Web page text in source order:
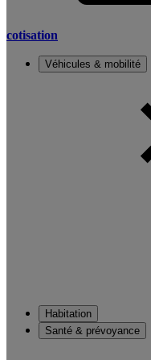
cotisation
Véhicules & mobilité
Habitation
Santé & prévoyance